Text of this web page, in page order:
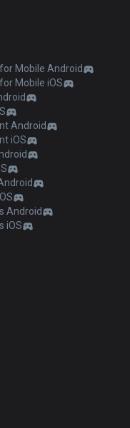
for Mobile Android
for Mobile iOS
Android
iOS
Android
iOS